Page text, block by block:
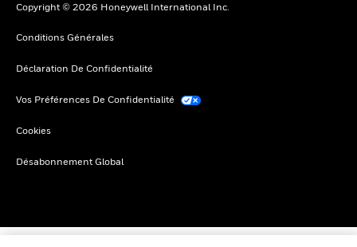
Copyright © 2026 Honeywell International Inc.
Conditions Générales
Déclaration De Confidentialité
Vos Préférences De Confidentialité
Cookies
Désabonnement Global